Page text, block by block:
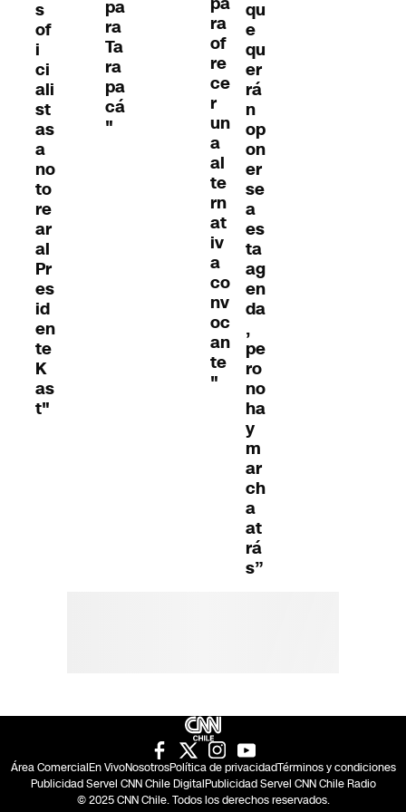
s
of
i
ci
ali
st
as
a
no
to
re
ar
al
Pr
es
id
en
te
K
as
t"
pa
ra
Ta
ra
pa
cá
"
ra
of
re
ce
r
un
a
al
te
rn
at
iv
a
co
nv
oc
an
te
"
qu
e
qu
er
rá
n
op
on
er
se
a
es
ta
ag
en
da
,
pe
ro
no
ha
y
m
ar
ch
a
at
rá
s”
Área ComercialEn VivoNosotrosPolítica de privacidadTérminos y condiciones
Publicidad Servel CNN Chile DigitalPublicidad Servel CNN Chile Radio
© 2025 CNN Chile. Todos los derechos reservados.